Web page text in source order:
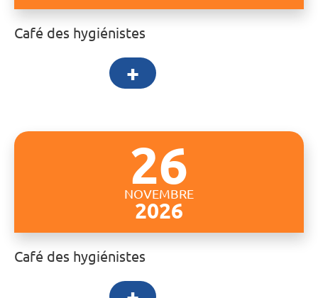
Café des hygiénistes
+
26
NOVEMBRE
2026
Café des hygiénistes